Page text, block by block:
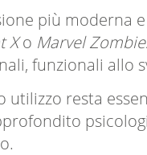
più moderna
Xo Marvel
funzionali allo
resta